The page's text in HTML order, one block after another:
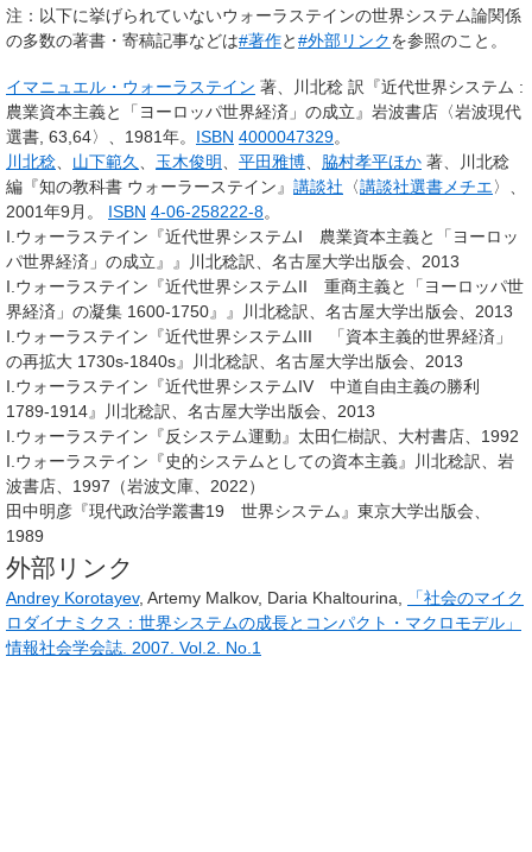
注：以下に挙げられていないウォーラステインの世界システム論関係
の多数の著書・寄稿記事などは#著作と#外部リンクを参照のこと。
イマニュエル・ウォーラステイン 著、川北稔 訳『近代世界システム :
農業資本主義と「ヨーロッパ世界経済」の成立』岩波書店〈岩波現代
選書, 63,64〉、1981年。 ISBN 4000047329。
川北稔、 山下範久、 玉木俊明、 平田雅博、 脇村孝平ほか 著、川北稔
編『知の教科書 ウォーラーステイン』 講談社 〈講談社選書メチエ〉、
2001年9月。 ISBN 4-06-258222-8。
I.ウォーラステイン『近代世界システムI 農業資本主義と「ヨーロッ
パ世界経済」の成立』』川北稔訳、名古屋大学出版会、2013
I.ウォーラステイン『近代世界システムII 重商主義と「ヨーロッパ世
界経済」の凝集 1600-1750』』川北稔訳、名古屋大学出版会、2013
I.ウォーラステイン『近代世界システムIII 「資本主義的世界経済」
の再拡大 1730s-1840s』川北稔訳、名古屋大学出版会、2013
I.ウォーラステイン『近代世界システムIV 中道自由主義の勝利
1789-1914』川北稔訳、名古屋大学出版会、2013
I.ウォーラステイン『反システム運動』太田仁樹訳、大村書店、1992
I.ウォーラステイン『史的システムとしての資本主義』川北稔訳、岩
波書店、1997（岩波文庫、2022）
田中明彦『現代政治学叢書19 世界システム』東京大学出版会、
1989
外部リンク
Andrey Korotayev, Artemy Malkov, Daria Khaltourina,
「社会のマイク
ロダイナミクス：世界システムの成長とコンパクト・マクロモデル」
情報社会学会誌. 2007. Vol.2. No.1